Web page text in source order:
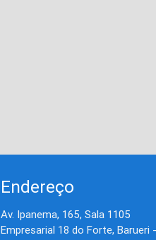
Endereço
Av. Ipanema, 165, Sala 1105
Empresarial 18 do Forte, Barueri